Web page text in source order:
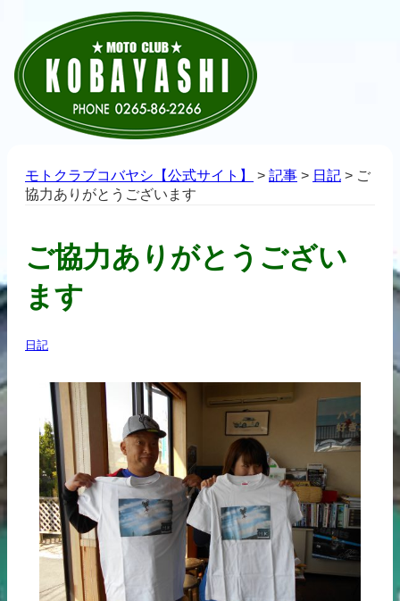
モトクラブコバヤシ【公式サイト】 > 記事 > 日記 > ご
協力ありがとうございます
ご協力ありがとうござい
ます
日記